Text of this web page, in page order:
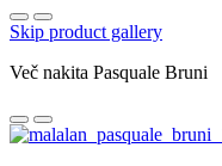
Skip product gallery
Več nakita Pasquale Bruni